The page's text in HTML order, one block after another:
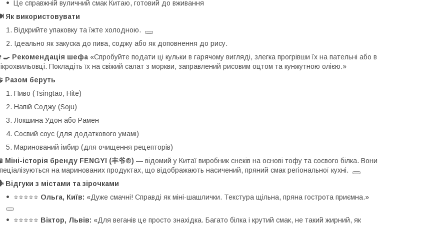
Це справжній вуличний смак Китаю, готовий до вживання
Як використовувати
Відкрийте упаковку та їжте холодною.
Ідеально як закуска до пива, соджу або як доповнення до рису.
Рекомендація шефа «Спробуйте подати ці кульки в гарячому вигляді, злегка прогрівши їх на пательні або в
Покладіть їх на свіжий салат з моркви, заправлений рисовим оцтом та кунжутною олією.»
Разом беруть
Пиво (Tsingtao, Hite)
Напій Соджу (Soju)
Локшина Удон або Рамен
Соєвий соус (для додаткового умамі)
Маринований імбир (для очищення рецепторів)
Міні-історія бренду FENGYI (丰爷®) — відомий у Китаї виробник снеків на основі тофу та соєвого білка. Вони
на маринованих продуктах, що відображають насичений, пряний смак регіональної кухні.
Відгуки з містами та зірочками
⭐️⭐️⭐️⭐️⭐️ Ольга, Київ: «Дуже смачні! Справді як міні-шашлички. Текстура щільна, пряна гострота приємна.»
⭐️⭐️⭐️⭐️⭐️ Віктор, Львів: «Для веганів це просто знахідка. Багато білка і крутий смак, не такий жирний, як